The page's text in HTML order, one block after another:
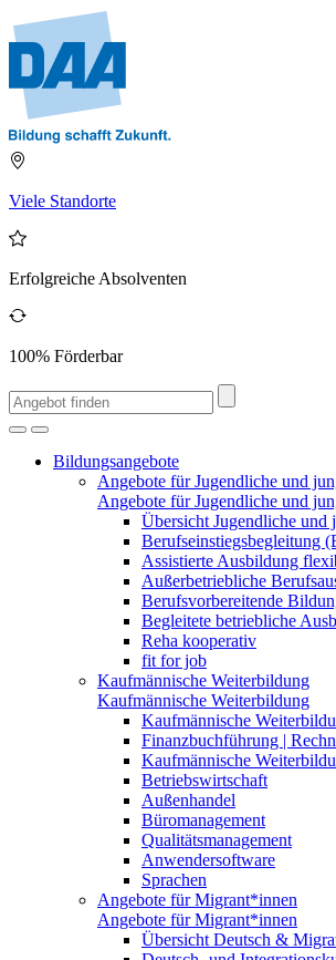
Viele Standorte
Erfolgreiche Absolventen
100% Förderbar
Bildungsangebote
Angebote für Jugendliche und
Angebote für Jugendliche und
Übersicht Jugendliche und
Berufseinstiegsbegleitung
Assistierte Ausbildung
Außerbetriebliche
Berufsvorbereitende
Begleitete betriebliche
Reha kooperativ
fit for job
Kaufmännische Weiterbildung
Kaufmännische Weiterbildung
Kaufmännische
Finanzbuchführung |
Kaufmännische
Betriebswirtschaft
Außenhandel
Büromanagement
Qualitätsmanagement
Anwendersoftware
Sprachen
Angebote für Migrant*innen
Angebote für Migrant*innen
Übersicht Deutsch &